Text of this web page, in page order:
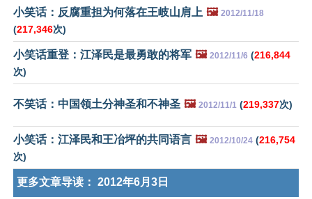
小笑话：反腐重担为何落在王岐山肩上 🖼️ 2012/11/18
(217,346次)
小笑话重登：江泽民是最勇敢的将军 🖼️ 2012/11/6 (216,844
次)
不笑话：中国领土分神圣和不神圣 🖼️ 2012/11/1 (219,337次)
小笑话：江泽民和王冶坪的共同语言 🖼️ 2012/10/24 (216,754
次)
更多文章导读： 2012年6月3日